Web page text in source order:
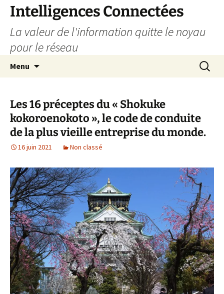
Aller
contenu
Intelligences Connectées
La valeur de l'information quitte le noyau
pour le réseau
Menu
Les 16 préceptes du « Shokuke
kokoroenokoto », le code de conduite
de la plus vieille entreprise du monde.
16 juin 2021 Non classé